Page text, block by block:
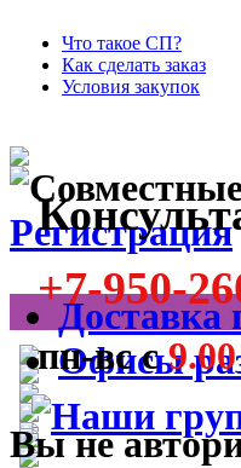
Что такое СП?
Как сделать заказ
Условия закупок
+7-950-
пн-вс с9.00
Регистрация
Доставка
Офисы
Вы не